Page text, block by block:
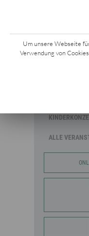
Um unsere Webseite
Verwendung von
ALLE